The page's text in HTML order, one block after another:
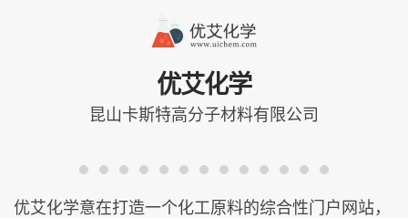
优艾化学
昆山卡斯特高分子材料有限公司
优艾化学意在打造一个化工原料的综合性门户网站，